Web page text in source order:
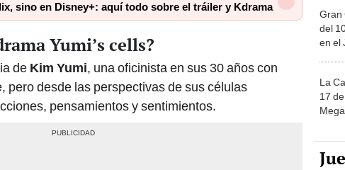
sino en Disney+: aquí todo sobre el tráiler y Kdrama
Yumi’s cells?
de Kim Yumi, una oficinista en sus 30 años con
pero desde las perspectivas de sus células
pensamientos y sentimientos.
Gran
del
en el
La
17